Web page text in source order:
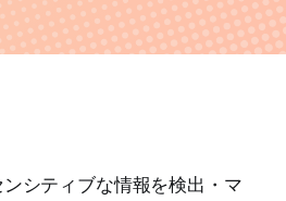
シティブな情報を検出・マ